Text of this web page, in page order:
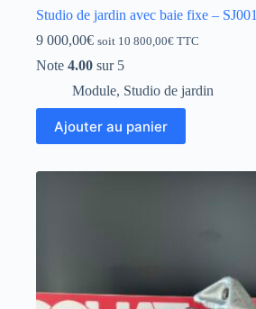
Studio de jardin avec baie fixe – SJ001
9 000,00€ soit 10 800,00€ TTC
Note 4.00 sur 5
Module, Studio de jardin
Ajouter au panier